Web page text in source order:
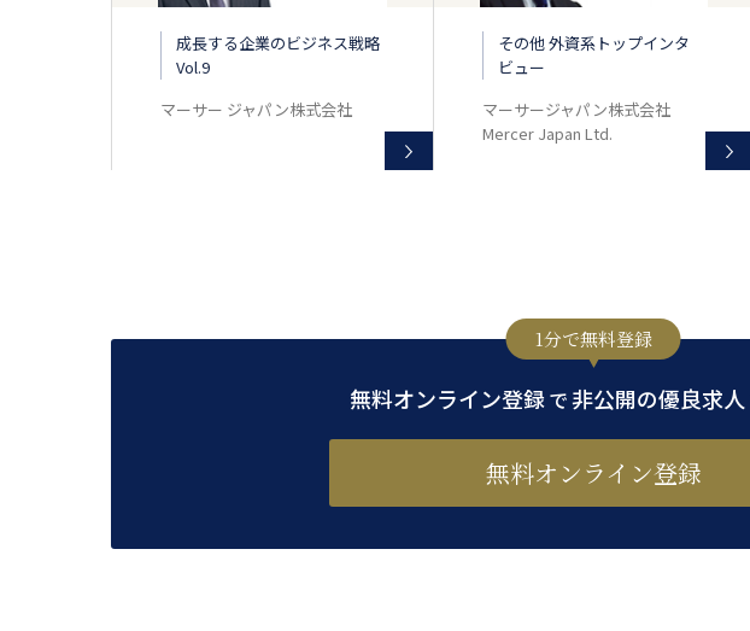
成長する企業のビジネス戦略
Vol.9
マーサー ジャパン株式会社
その他 外資系トップインタ
ビュー
マーサージャパン株式会社
Mercer Japan Ltd.
1分で無料登録
無料オンライン登録で非公開の優良求人
無料オンライン登録